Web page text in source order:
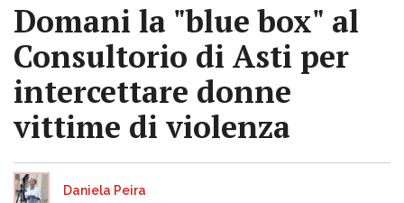
Domani la "blue box" al
Consultorio di Asti per
intercettare donne
vittime di violenza
Daniela Peira